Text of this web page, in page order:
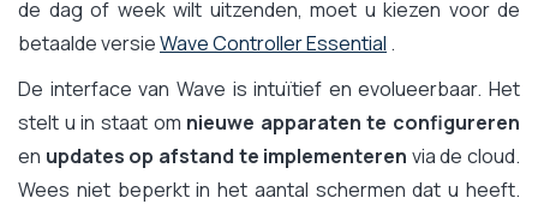
de dag of week wilt uitzenden, moet u kiezen voor de
betaalde versieWave Controller Essential .
De interface van Wave is intuïtief en evolueerbaar. Het
stelt u in staat om nieuwe apparaten te configureren
en updates op afstand te implementeren via de cloud.
Wees niet beperkt in het aantal schermen dat u heeft.